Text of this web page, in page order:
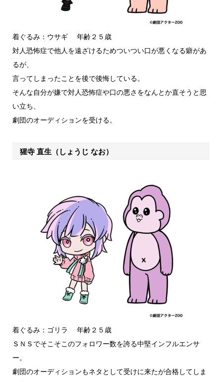
着ぐるみ：ウサギ 年齢２５歳
対人恐怖症で他人を遠ざけるためついつい口が悪くなる癖があ
るが、
言ってしまったことを後で後悔している。
そんな自分が嫌で対人恐怖症や口の悪さをなんとか直そうと思
い立ち、
劇団のオーディションを受ける。
猩寺 直生（しょうじ なお）
着ぐるみ：ゴリラ 年齢２５歳
ＳＮＳでそこそこのフォロワー数を誇る中堅インフルエンサ
ー。
劇団のオーディションもネタとして受けに来たが合格してしま